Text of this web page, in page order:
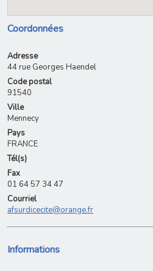
Coordonnées
Adresse
44 rue Georges Haendel
Code postal
91540
Ville
Mennecy
Pays
FRANCE
Tél(s)
Fax
01 64 57 34 47
Courriel
afsurdicecite@orange.fr
Informations